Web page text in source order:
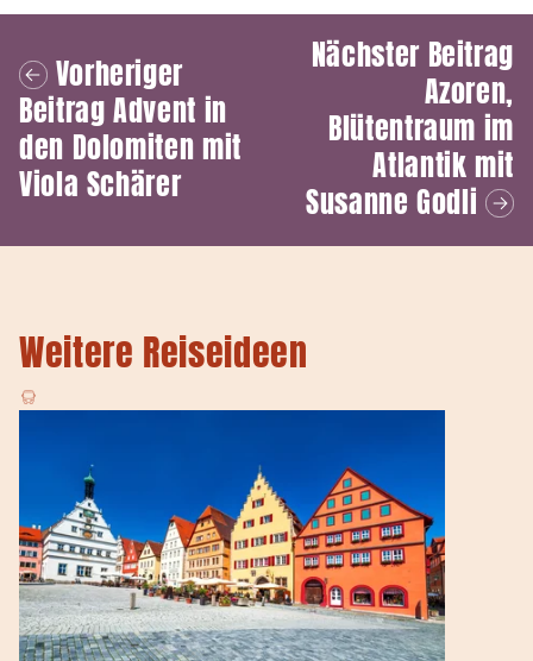
Vorheriger
BeitragAdvent in
den Dolomiten mit
Viola Schärer
Nächster Beitrag
Azoren,
Blütentraum im
Atlantik mit
Susanne Godli
Weitere Reiseideen